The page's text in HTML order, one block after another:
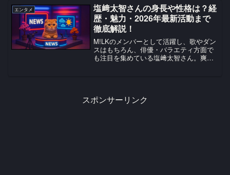
くの視聴者に衝撃を与えました。主演を
務めた高橋文哉さん...
エンタメ
塩﨑太智さんの身長や性格は？経
歴・魅力・2026年最新活動まで
徹底解説！
M!LKのメンバーとして活躍し、歌やダン
スはもちろん、俳優・バラエティ方面で
も注目を集めている塩﨑太智さん。爽や
スポンサーリンク